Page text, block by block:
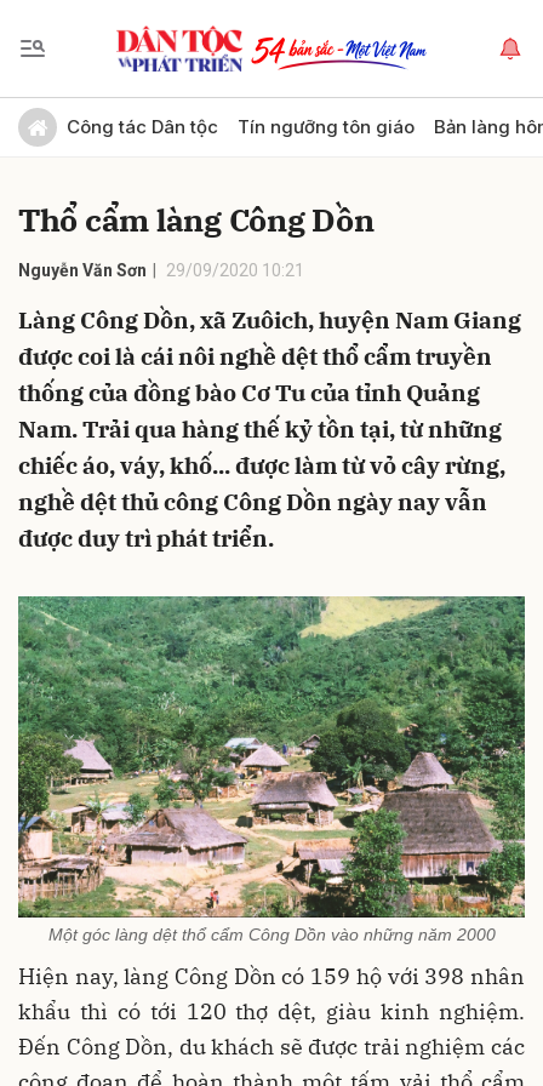
Công tác Dân tộc Tín ngưỡng tôn giáo Bản làng
Thổ cẩm làng Công Dồn
Nguyễn Văn Sơn 29/09/2020 10:21
Làng Công Dồn, xã Zuôich, huyện Nam Giang
được coi là cái nôi nghề dệt thổ cẩm truyền
thống của đồng bào Cơ Tu của tỉnh Quảng
Nam. Trải qua hàng thế kỷ tồn tại, từ những
chiếc áo, váy, khố... được làm từ vỏ cây rừng,
nghề dệt thủ công Công Dồn ngày nay vẫn
được duy trì phát triển.
Một góc làng dệt thổ cẩm Công Dồn vào những năm 2000
Hiện nay, làng Công Dồn có 159 hộ với 398 nhân
khẩu thì có tới 120 thợ dệt, giàu kinh nghiệm.
Đến Công Dồn, du khách sẽ được trải nghiệm các
Gửi bình luận
Hủy Gửi